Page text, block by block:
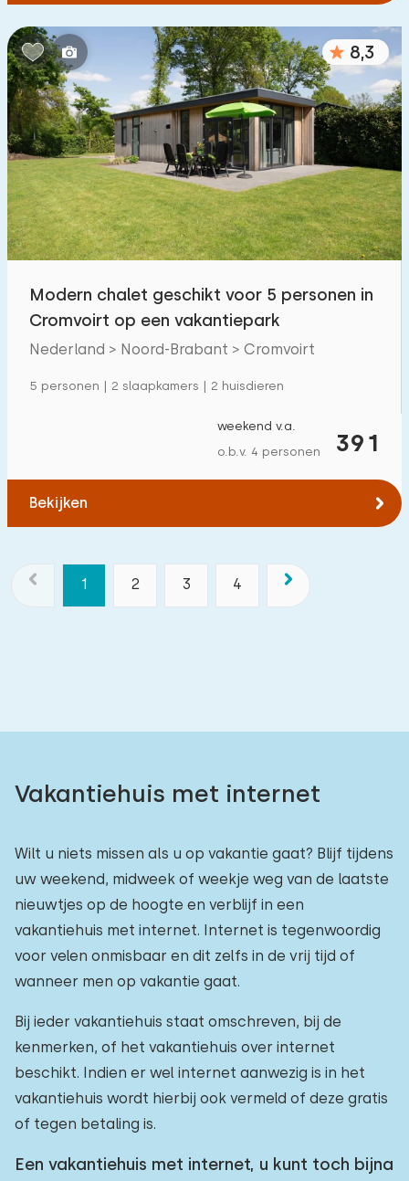
8,3
Modern chalet geschikt voor 5 personen in
Cromvoirt op een vakantiepark
Nederland > Noord-Brabant > Cromvoirt
5 personen | 2 slaapkamers | 2 huisdieren
391
weekend v.a.
o.b.v. 4 personen
Bekijken
1 2 3 4
Vakantiehuis met internet
Wilt u niets missen als u op vakantie gaat? Blijf tijdens
uw weekend, midweek of weekje weg van de laatste
nieuwtjes op de hoogte en verblijf in een
vakantiehuis met internet. Internet is tegenwoordig
voor velen onmisbaar en dit zelfs in de vrij tijd of
wanneer men op vakantie gaat.
Bij ieder vakantiehuis staat omschreven, bij de
kenmerken, of het vakantiehuis over internet
beschikt. Indien er wel internet aanwezig is in het
vakantiehuis wordt hierbij ook vermeld of deze gratis
of tegen betaling is.
Een vakantiehuis met internet, u kunt toch bijna